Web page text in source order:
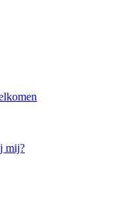
mij?